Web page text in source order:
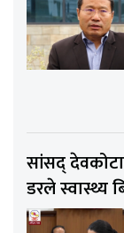
सांसद्
डरले स्वास्थ्य